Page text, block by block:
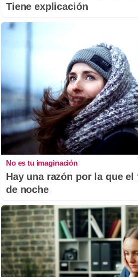
Tiene explicación
No es tu imaginación
Hay una razón por la que
de noche